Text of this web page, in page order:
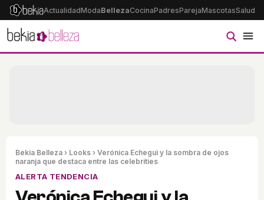
ActualidadModaBellezaCocinaPadresParejaMascotasSalud
Bekia Belleza › Looks › Verónica Echegui y la sombra de ojos
naranja que destaca entre las celebrities
ALERTA TENDENCIA